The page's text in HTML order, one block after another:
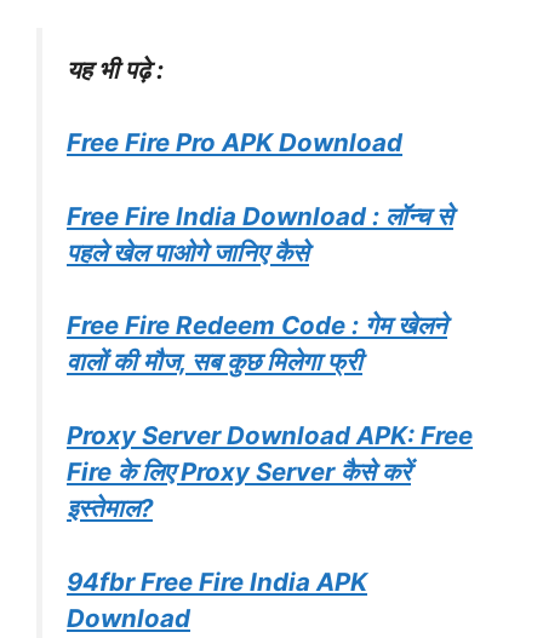
यह भी पढ़े :
Free Fire Pro APK Download
Free Fire India Download : लॉन्च से
पहले खेल पाओगे जानिए कैसे
Free Fire Redeem Code : गेम खेलने
वालों की मौज, सब कुछ मिलेगा फ्री
Proxy Server Download APK: Free
Fire के लिए Proxy Server कैसे करें
इस्तेमाल?
94fbr Free Fire India APK
Download